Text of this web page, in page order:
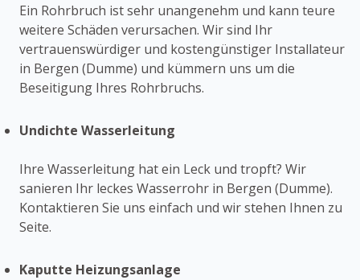
Ein Rohrbruch ist sehr unangenehm und kann teure
weitere Schäden verursachen. Wir sind Ihr
vertrauenswürdiger und kostengünstiger Installateur
in Bergen (Dumme) und kümmern uns um die
Beseitigung Ihres Rohrbruchs.
Undichte Wasserleitung
Ihre Wasserleitung hat ein Leck und tropft? Wir
sanieren Ihr leckes Wasserrohr in Bergen (Dumme).
Kontaktieren Sie uns einfach und wir stehen Ihnen zu
Seite.
Kaputte Heizungsanlage